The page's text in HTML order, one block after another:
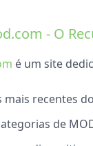
- O
é um site
mais recentes
de